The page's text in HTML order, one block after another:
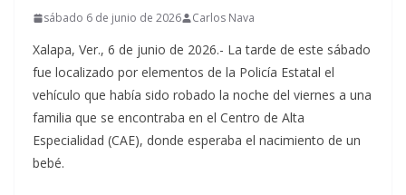
sábado 6 de junio de 2026 Carlos Nava
Xalapa, Ver., 6 de junio de 2026.- La tarde de este sábado
fue localizado por elementos de la Policía Estatal el
vehículo que había sido robado la noche del viernes a una
familia que se encontraba en el Centro de Alta
Especialidad (CAE), donde esperaba el nacimiento de un
bebé.